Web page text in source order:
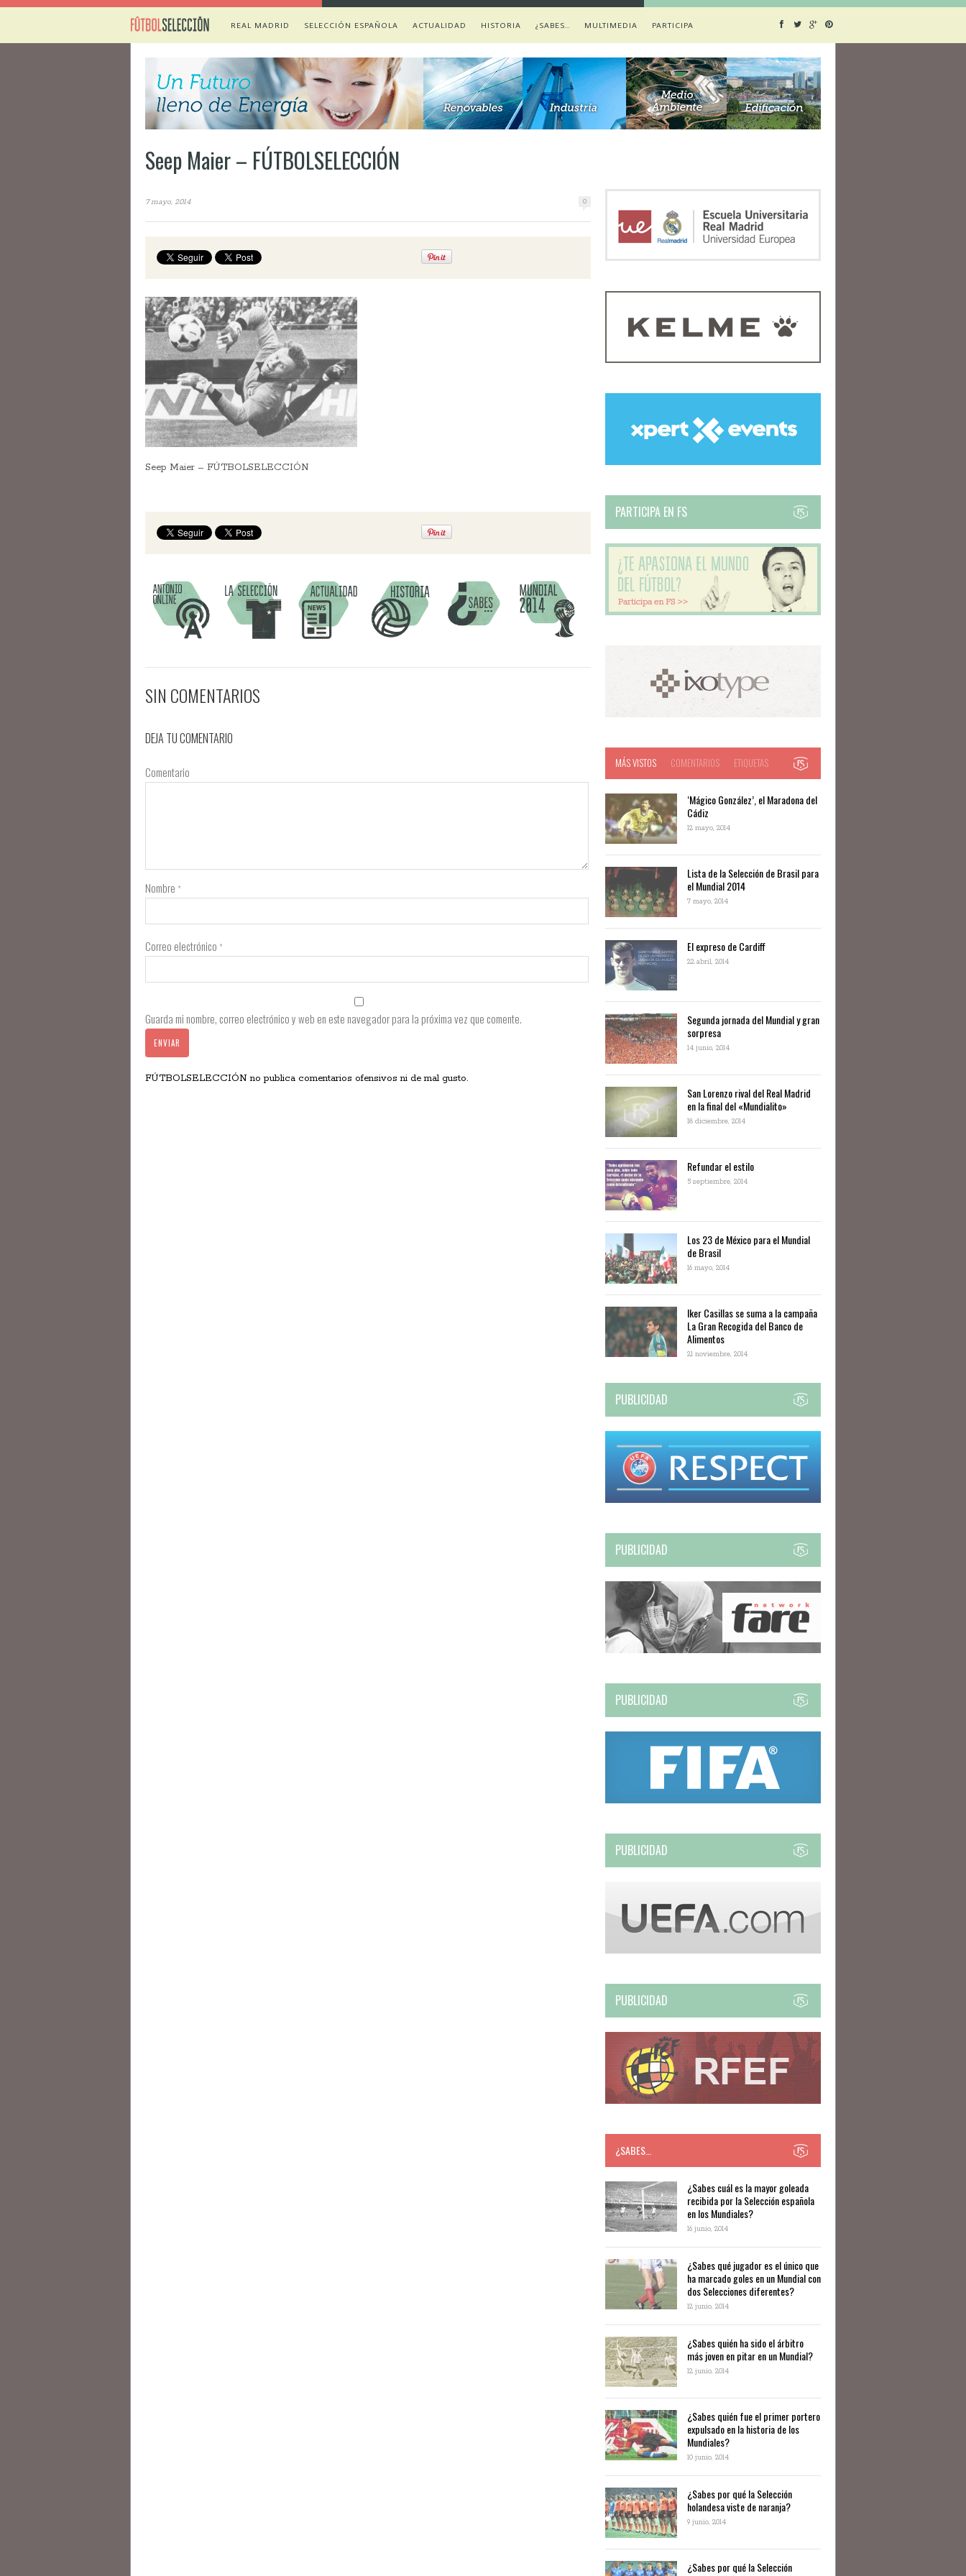
REAL MADRID SELECCIÓN ESPAÑOLA ACTUALIDAD HISTORIA ¿SABES… MULTIMEDIA PARTICIPA
Seep Maier – FÚTBOLSELECCIÓN
7 mayo, 2014 0
Seep Maier – FÚTBOLSELECCIÓN
SIN COMENTARIOS
DEJA TU COMENTARIO
Comentario
Nombre *
Correo electrónico *
Guarda mi nombre, correo electrónico y web en este navegador para la próxima vez que comente.
FÚTBOLSELECCIÓN no publica comentarios ofensivos ni de mal gusto.
PARTICIPA EN FS
MÁS VISTOS COMENTARIOS ETIQUETAS
‘Mágico González’, el Maradona del
Cádiz
12 mayo, 2014
Lista de la Selección de Brasil para
el Mundial 2014
7 mayo, 2014
El expreso de Cardiff
22 abril, 2014
Segunda jornada del Mundial y gran
sorpresa
14 junio, 2014
San Lorenzo rival del Real Madrid
en la final del «Mundialito»
18 diciembre, 2014
Refundar el estilo
5 septiembre, 2014
Los 23 de México para el Mundial
de Brasil
16 mayo, 2014
Iker Casillas se suma a la campaña
La Gran Recogida del Banco de
Alimentos
21 noviembre, 2014
PUBLICIDAD
PUBLICIDAD
PUBLICIDAD
PUBLICIDAD
PUBLICIDAD
¿SABES…
​​¿Sabes cuál es la mayor goleada
recibida por la Selección española
en los Mundiales?
16 junio, 2014
¿Sabes qué jugador es el único que
ha marcado goles en un Mundial con
dos Selecciones diferentes?
12 junio, 2014
¿Sabes quién ha sido el árbitro
más joven en pitar en un Mundial?
12 junio, 2014
¿Sabes quién fue el primer portero
expulsado en la historia de los
Mundiales?
10 junio, 2014
​¿Sabes por qué la Selección
holandesa viste de naranja?
9 junio, 2014
¿Sabes por qué la Selección